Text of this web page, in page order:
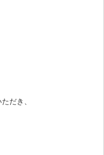
だき、